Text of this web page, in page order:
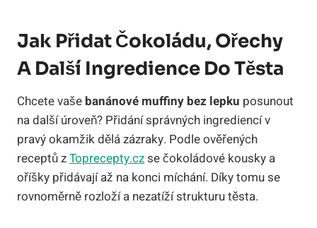
Jak Přidat Čokoládu, Ořechy
A Další Ingredience Do Těsta
Chcete vaše banánové muffiny bez lepku posunout
na další úroveň? Přidání správných ingrediencí v
pravý okamžik dělá zázraky. Podle ověřených
receptů zToprecepty.czse čokoládové kousky a
oříšky přidávají až na konci míchání. Díky tomu se
rovnoměrně rozloží a nezatíží strukturu těsta.